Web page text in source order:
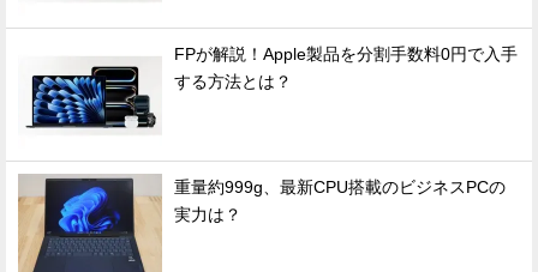
FPが解説！Apple製品を分割手数料0円で入手
する方法とは？
重量約999g、最新CPU搭載のビジネスPCの
実力は？